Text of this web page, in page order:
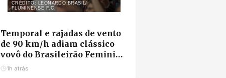
CRÉDITO: LEONARDO BRASIL/
FLUMINENSE F.C.
Temporal e rajadas de vento
de 90 km/h adiam clássico
vovô do Brasileirão Feminino
no Rio
1h atrás